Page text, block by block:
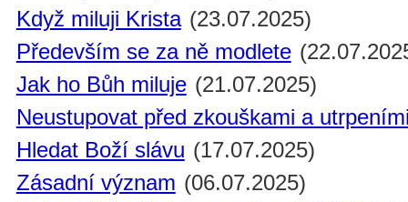
Když miluji Krista (23.07.2025)
Především se za ně modlete
Jak ho Bůh miluje (21.07.2025)
Neustupovat před zkouškami a
Hledat Boží slávu (17.07.2025)
Zásadní význam (06.07.2025)